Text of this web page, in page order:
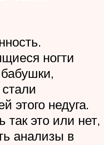
ногти
этого недуга.
это или нет,
анализы в